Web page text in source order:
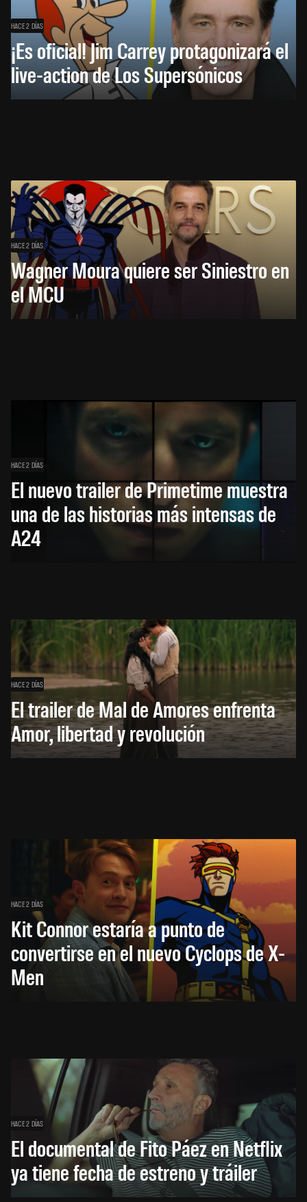
HACE 2 DÍAS
¡Es oficial! Jim Carrey protagonizará el
live-action de Los Supersónicos
HACE 2 DÍAS
Wagner Moura quiere ser Siniestro en
el MCU
HACE 2 DÍAS
El nuevo trailer de Primetime muestra
una de las historias más intensas de
A24
HACE 2 DÍAS
El trailer de Mal de Amores enfrenta
Amor, libertad y revolución
HACE 2 DÍAS
Kit Connor estaría a punto de
convertirse en el nuevo Cyclops de X-
Men
HACE 2 DÍAS
El documental de Fito Páez en Netflix
ya tiene fecha de estreno y tráiler